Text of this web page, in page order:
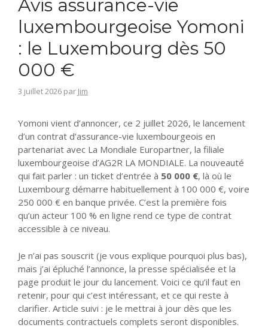
Avis assurance-vie
luxembourgeoise Yomoni
: le Luxembourg dès 50
000 €
3 juillet 2026 par Jim
Yomoni vient d’annoncer, ce 2 juillet 2026, le lancement
d’un contrat d’assurance-vie luxembourgeois en
partenariat avec La Mondiale Europartner, la filiale
luxembourgeoise d’AG2R LA MONDIALE. La nouveauté
qui fait parler : un ticket d’entrée à 50 000 €, là où le
Luxembourg démarre habituellement à 100 000 €, voire
250 000 € en banque privée. C’est la première fois
qu’un acteur 100 % en ligne rend ce type de contrat
accessible à ce niveau.
Je n’ai pas souscrit (je vous explique pourquoi plus bas),
mais j’ai épluché l’annonce, la presse spécialisée et la
page produit le jour du lancement. Voici ce qu’il faut en
retenir, pour qui c’est intéressant, et ce qui reste à
clarifier. Article suivi : je le mettrai à jour dès que les
documents contractuels complets seront disponibles.